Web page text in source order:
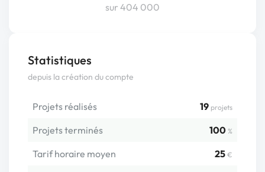
sur 404 000
Statistiques
depuis la création du compte
Projets réalisés 19 projets
Projets terminés 100 %
Tarif horaire moyen 25 €